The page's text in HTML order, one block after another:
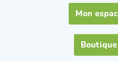
Mon